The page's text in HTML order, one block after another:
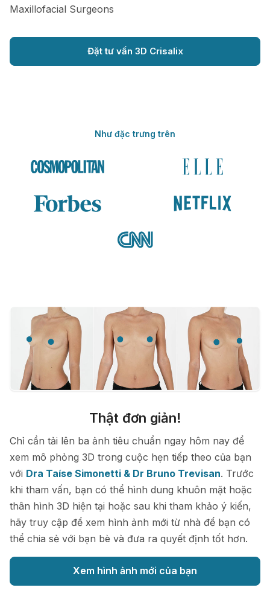
Maxillofacial Surgeons
Đặt tư vấn 3D Crisalix
Như đặc trưng trên
Thật đơn giản!
Chỉ cần tải lên ba ảnh tiêu chuẩn ngay hôm nay để
xem mô phỏng 3D trong cuộc hẹn tiếp theo của bạn
với Dra Taíse Simonetti & Dr Bruno Trevisan. Trước
khi tham vấn, bạn có thể hình dung khuôn mặt hoặc
thân hình 3D hiện tại hoặc sau khi tham khảo ý kiến,
hãy truy cập để xem hình ảnh mới từ nhà để bạn có
thể chia sẻ với bạn bè và đưa ra quyết định tốt hơn.
Xem hình ảnh mới của bạn